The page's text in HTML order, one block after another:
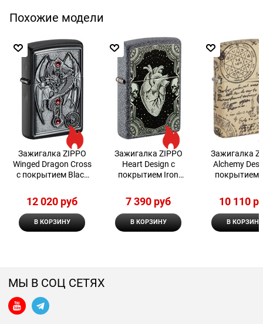
Похожие модели
Зажигалка ZIPPO
Winged Dragon Cross
с покрытием Black
12 020 руб
В КОРЗИНУ
Зажигалка ZIPPO
Heart Design с
покрытием Iron
7 390 руб
В КОРЗИНУ
Зажигалка
Alchemy
покрытием
10 110
В КОРЗИНУ
МЫ В СОЦ СЕТЯХ